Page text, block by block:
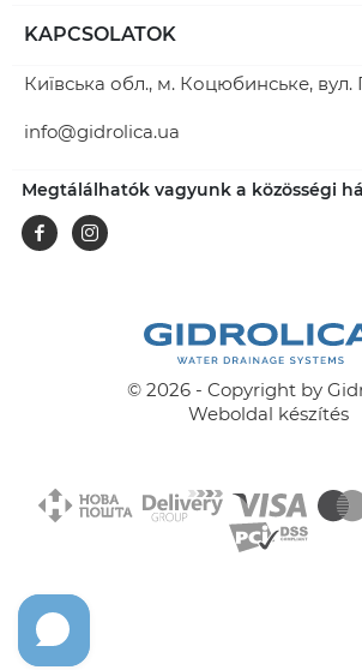
KAPCSOLATOK
Київська обл., м. Коцюбинське,
info@gidrolica.ua
Megtálálhatók vagyunk a közösségi
FacebookInstagram
© 2026 - Copyright by
Weboldal készítés